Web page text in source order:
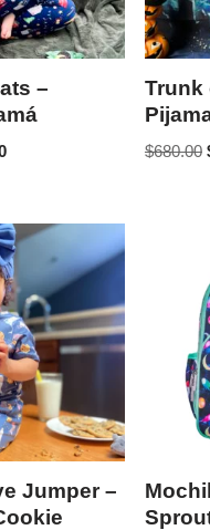
–
Trunk
$680.00
Jumper –